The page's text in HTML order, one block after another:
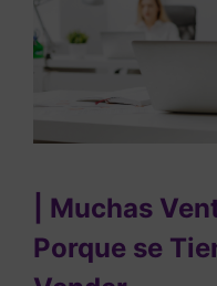
| Muchas
Porque se